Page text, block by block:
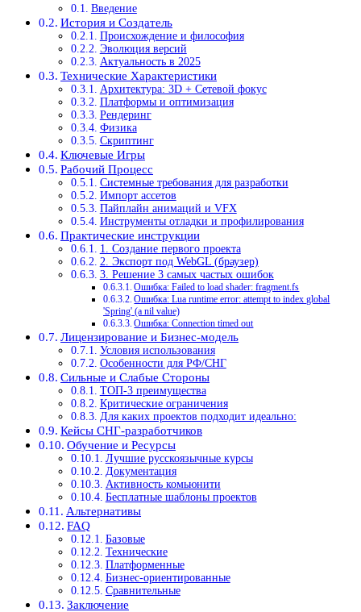
Введение
История и Создатель
Происхождение и философия
Эволюция версий
Актуальность в 2025
Технические Характеристики
Архитектура: 3D + Сетевой фокус
Платформы и оптимизация
Рендеринг
Физика
Скриптинг
Ключевые Игры
Рабочий Процесс
Системные требования для разработки
Импорт ассетов
Пайплайн анимаций и VFX
Инструменты отладки и профилирования
Практические инструкции
1. Создание первого проекта
2. Экспорт под WebGL (браузер)
3. Решение 3 самых частых ошибок
Ошибка: Failed to load shader: fragment.fs
Ошибка: Lua runtime error: attempt to index global
'Spring' (a nil value)
Ошибка: Connection timed out
Лицензирование и Бизнес-модель
Условия использования
Особенности для РФ/СНГ
Сильные и Слабые Стороны
ТОП-3 преимущества
Критические ограничения
Для каких проектов подходит идеально:
Кейсы СНГ-разработчиков
Обучение и Ресурсы
Лучшие русскоязычные курсы
Документация
Активность комьюнити
Бесплатные шаблоны проектов
Альтернативы
FAQ
Базовые
Технические
Платформенные
Бизнес-ориентированные
Сравнительные
Заключение